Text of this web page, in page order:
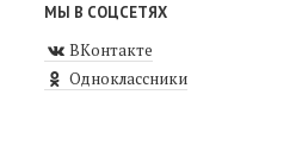
МЫ В СОЦСЕТЯХ
ВКонтакте
Одноклассники